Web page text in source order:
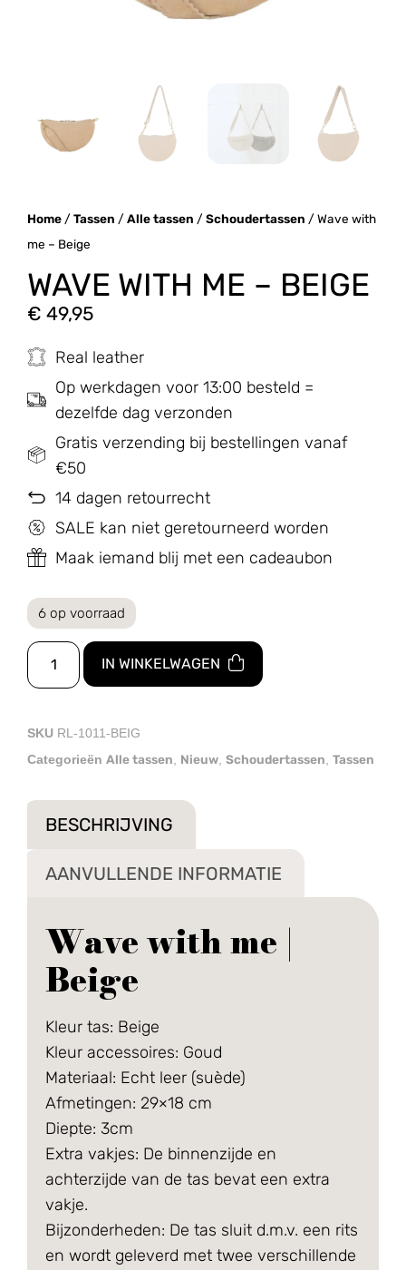
Home / Tassen / Alle tassen / Schoudertassen / Wave with
me – Beige
WAVE WITH ME – BEIGE
€ 49,95
Real leather
Op werkdagen voor 13:00 besteld =
dezelfde dag verzonden
Gratis verzending bij bestellingen vanaf
€50
14 dagen retourrecht
SALE kan niet geretourneerd worden
Maak iemand blij met een cadeaubon
6 op voorraad
IN WINKELWAGEN
SKU RL-1011-BEIG
Categorieën Alle tassen, Nieuw, Schoudertassen, Tassen
BESCHRIJVING
AANVULLENDE INFORMATIE
Wave with me |
Beige
Kleur tas: Beige
Kleur accessoires: Goud
Materiaal: Echt leer (suède)
Afmetingen: 29×18 cm
Diepte: 3cm
Extra vakjes: De binnenzijde en
achterzijde van de tas bevat een extra
vakje.
Bijzonderheden: De tas sluit d.m.v. een rits
en wordt geleverd met twee verschillende